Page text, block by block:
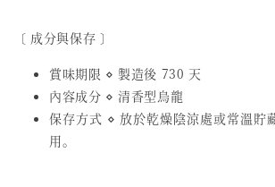
〔 成分與保存 〕
賞味期限 ⋄ 製造後 730 天
內容成分 ⋄ 清香型烏龍
保存方式 ⋄ 放於乾燥陰涼處或常溫貯
用。